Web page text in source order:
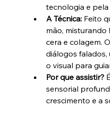
tecnologia e pela
A Técnica: Feito
mão, misturando
cera e colagem.
diálogos falados,
o visual para
Por que assistir?
sensorial
crescimento e a